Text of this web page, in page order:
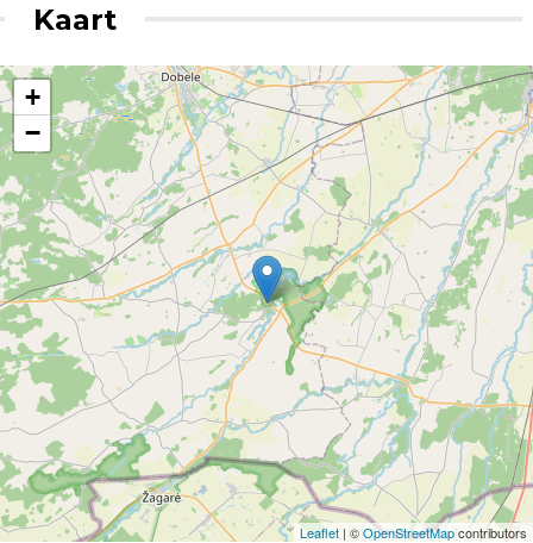
Kaart
+
−
Leaflet | ©OpenStreetMapcontributors